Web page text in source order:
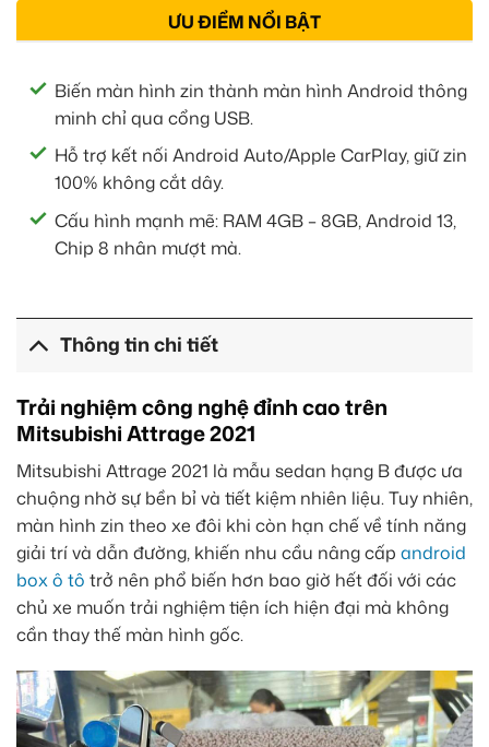
ƯU ĐIỂM NỔI BẬT
Biến màn hình zin thành màn hình Android thông
minh chỉ qua cổng USB.
Hỗ trợ kết nối Android Auto/Apple CarPlay, giữ zin
100% không cắt dây.
Cấu hình mạnh mẽ: RAM 4GB – 8GB, Android 13,
Chip 8 nhân mượt mà.
Thông tin chi tiết
Trải nghiệm công nghệ đỉnh cao trên
Mitsubishi Attrage 2021
Mitsubishi Attrage 2021 là mẫu sedan hạng B được ưa
chuộng nhờ sự bền bỉ và tiết kiệm nhiên liệu. Tuy nhiên,
màn hình zin theo xe đôi khi còn hạn chế về tính năng
giải trí và dẫn đường, khiến nhu cầu nâng cấp android
box ô tô trở nên phổ biến hơn bao giờ hết đối với các
chủ xe muốn trải nghiệm tiện ích hiện đại mà không
cần thay thế màn hình gốc.